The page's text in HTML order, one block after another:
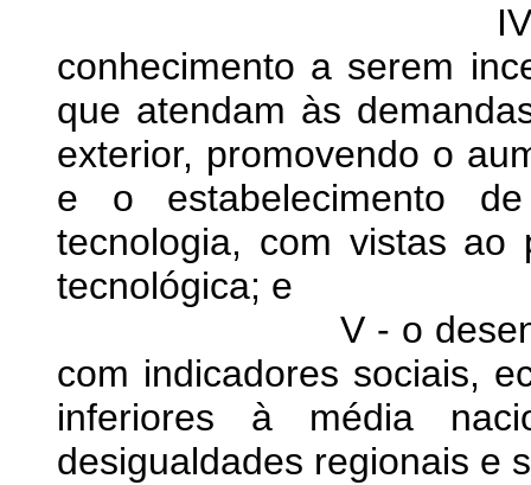
IV - a
conhecimento a serem
que atendam às
exterior, promovendo o
e o estabelecimento
tecnologia, com vistas ao
tecnológica; e
V - o
com indicadores sociais,
inferiores à média
desigualdades regionais e